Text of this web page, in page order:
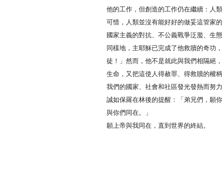
他的工作，但創造的工作仍在繼續：人
可惜，人類並沒有能好好的做妥這管家
國家主義的對抗、不公義戰爭泛濫、生
同樣地，主耶穌已完成了他救贖的奇功
徒！」然而，他不是就此與我們相隔絕
生命，又把這使人得赦罪、得救贖的權
我們的國家、社會和社區發光發熱而努
誠如保羅在林後的提醒：「弟兄們，願
與你們同在。」
願上帝與我同在，直到世界的終結。